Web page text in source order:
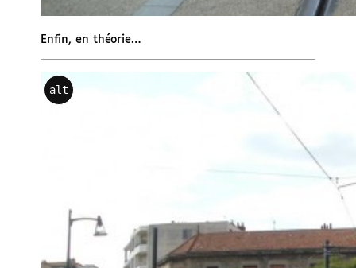
Enfin, en théorie…
alt